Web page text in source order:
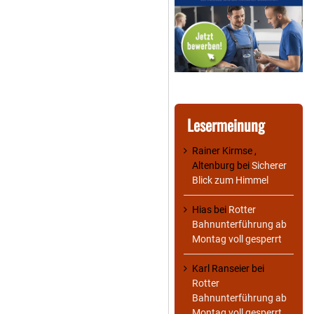
Lesermeinung
Rainer Kirmse ,
Altenburg beiSicherer
Blick zum Himmel
Hias bei Rotter
Bahnunterführung ab
Montag voll gesperrt
Karl Ranseier bei
Rotter
Bahnunterführung ab